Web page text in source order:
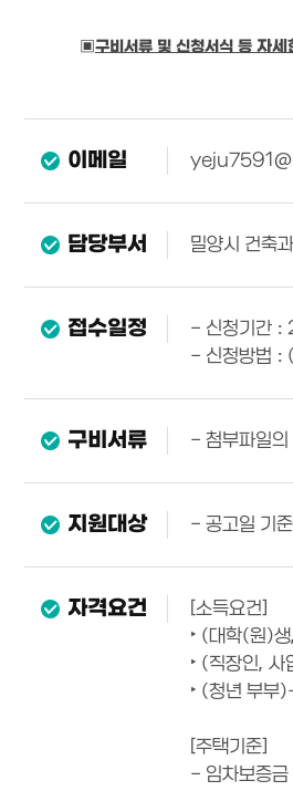
▣구비서류 및 신청서식 등 자세
이메일
담당부서 밀양시 건축과
접수일정
- 신청기간
- 신청방법
구비서류 - 첨부파일의
지원대상 - 공고일 기
자격요건
[소득요건]
‣ (대학(원)
‣ (직장인,
‣ (청년 부부
[주택기준]
- 임차보증금